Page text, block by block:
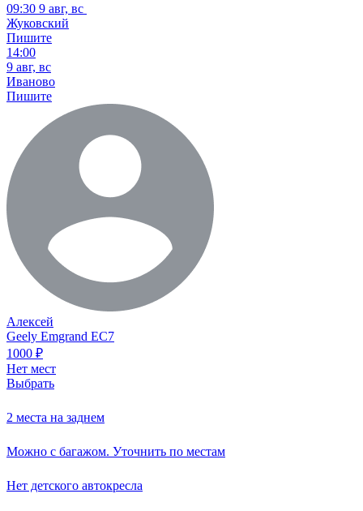
09:30 9 авг, вс
Жуковский
Пишите
14:00
9 авг, вс
Иваново
Пишите
Алексей
Geely Emgrand EC7
1000 ₽
Нет мест
Выбрать
2 места на заднем
Можно с багажом. Уточнить по местам
Нет детского автокресла